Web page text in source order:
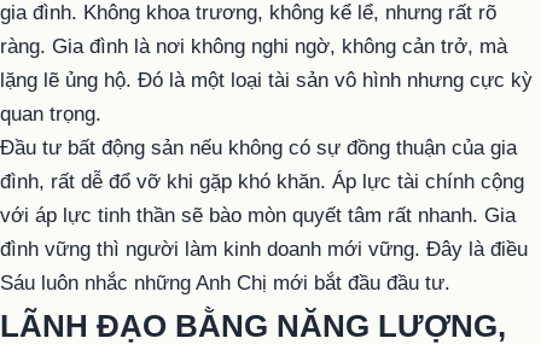
gia đình. Không khoa trương, không kể lể, nhưng rất rõ
ràng. Gia đình là nơi không nghi ngờ, không cản trở, mà
lặng lẽ ủng hộ. Đó là một loại tài sản vô hình nhưng cực kỳ
quan trọng.
Đầu tư bất động sản nếu không có sự đồng thuận của gia
đình, rất dễ đổ vỡ khi gặp khó khăn. Áp lực tài chính cộng
với áp lực tinh thần sẽ bào mòn quyết tâm rất nhanh. Gia
đình vững thì người làm kinh doanh mới vững. Đây là điều
Sáu luôn nhắc những Anh Chị mới bắt đầu đầu tư.
LÃNH ĐẠO BẰNG NĂNG LƯỢNG,